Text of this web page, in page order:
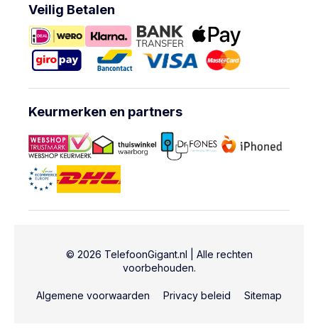
Veilig Betalen
Keurmerken en partners
© 2026 TelefoonGigant.nl | Alle rechten
voorbehouden.
Algemene voorwaarden Privacy beleid Sitemap